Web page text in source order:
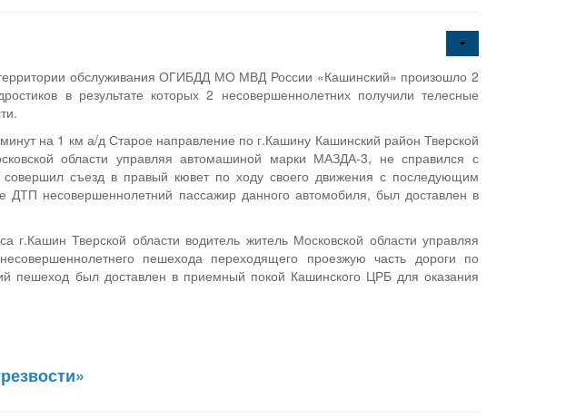
обслуживания ОГИБДД МО МВД России «Кашинский» произошло 2
в результате которых 2 несовершеннолетних получили телесные
на 1 км а/д Старое направление по г.Кашину Кашинский район Тверской
области управляя автомашиной марки МАЗДА-3, не справился с
съезд в правый кювет по ходу своего движения с последующим
ДТП несовершеннолетний пассажир данного автомобиля, был доставлен в
Тверской области водитель житель Московской области управляя
пешехода переходящего проезжую часть дороги по
пешеход был доставлен в приемный покой Кашинского ЦРБ для оказания